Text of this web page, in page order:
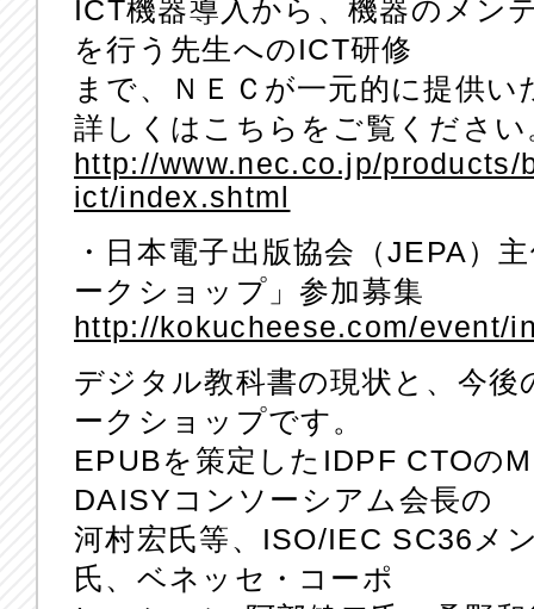
ICT機器導入から、機器のメン
を行う先生へのICT研修
まで、ＮＥＣが一元的に提供い
詳しくはこちらをご覧ください
http://www.nec.co.jp/
ict/index.shtml
・日本電子出版協会（JEPA）
ークショップ」参加募集
http://kokucheese.com/event/
デジタル教科書の現状と、今
ークショップです。
EPUBを策定したIDPF CTOの
DAISYコンソーシアム会長の
河村宏氏等、ISO/IEC SC36メ
氏、ベネッセ・コーポ